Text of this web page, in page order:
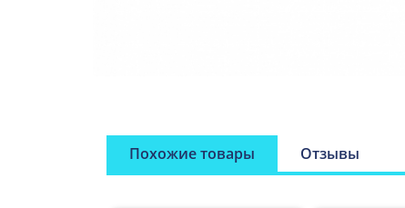
Похожие товары Отзывы